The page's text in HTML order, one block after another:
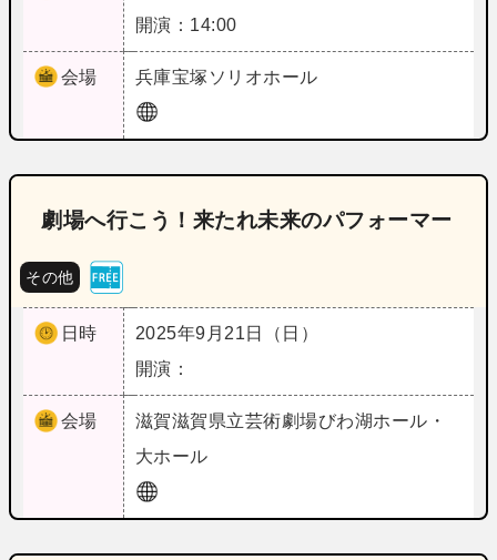
開演：14:00
会場 兵庫宝塚ソリオホール
劇場へ行こう！来たれ未来のパフォーマー
その他
日時
2025年9月21日（日）
開演：
会場 滋賀滋賀県立芸術劇場びわ湖ホール・
大ホール